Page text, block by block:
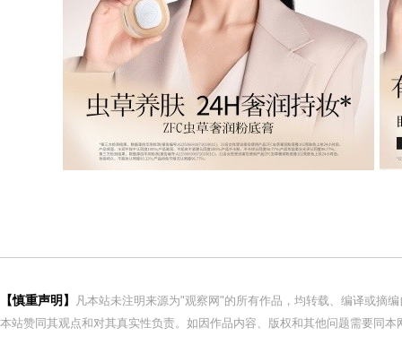
【慎重声明】
凡本站未注明来源为"观察网"的所有作品，均转载、编译或摘
本站赞同其观点和对其真实性负责。如因作品内容、版权和其他问题需要同本